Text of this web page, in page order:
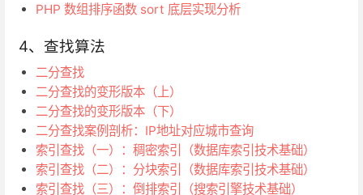
PHP 数组排序函数 sort 底层实现分析
4、查找算法
二分查找
二分查找的变形版本（上）
二分查找的变形版本（下）
二分查找案例剖析：IP地址对应城市查询
索引查找（一）：稠密索引（数据库索引技术基础）
索引查找（二）：分块索引（数据库索引技术基础）
索引查找（三）：倒排索引（搜索引擎技术基础）